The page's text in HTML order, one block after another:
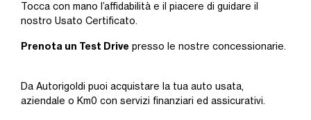
Tocca con mano l’affidabilità e il piacere di guidare il
nostro Usato Certificato.
Prenota un Test Drive presso le nostre concessionarie.
Da Autorigoldi puoi acquistare la tua auto usata,
aziendale o Km0 con servizi finanziari ed assicurativi.